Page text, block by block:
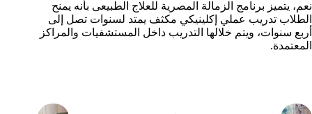
نعم، يتميز برنامج الزمالة المصرية للعلاج الطبيعى بأنه يمنح
الطلاب تدريب عملي إكلينيكي مكثف يمتد لسنوات تصل إلى
أربع سنوات، ويتم خلالها التدريب داخل المستشفيات والمراكز
المعتمدة.